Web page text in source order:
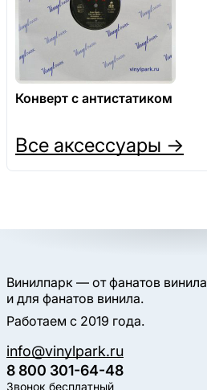
Конверт с антистатиком
Все аксессуары →
Винилпарк — от фанатов винила
и для фанатов винила.
Работаем с 2019 года.
info@vinylpark.ru
8 800 301-64-48
Звонок бесплатный